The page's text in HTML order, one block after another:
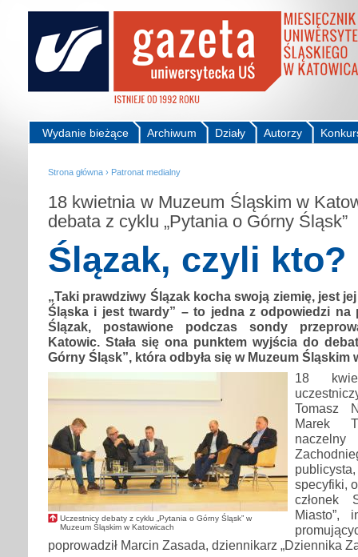
Autorzy
Działy
Archiwum
Wydanie bieżące
Strona główna › Patronat medialny
18 kwietnia w Muzeum Śląskim w
debata z cyklu „Pytania o Górny Śląsk”
Ślązak, czyli kto?
„Taki prawdziwy Ślązak kocha swoją ziemię, jest
Śląska i jest twardy” – to jedna z odpowiedzi
Ślązak, postawione podczas sondy
Katowic. Stała się ona punktem wyjścia do
Górny Śląsk”, która odbyła się w Muzeum Śląskim
Uczestnicy debaty z cyklu „Pytania o Górny Śląsk” w
Muzeum Śląskim w Katowicach
18
Tomasz
Marek
specyfiki,
członek
Miasto”,
poprowadził Marcin Zasada, dziennikarz „Dziennika